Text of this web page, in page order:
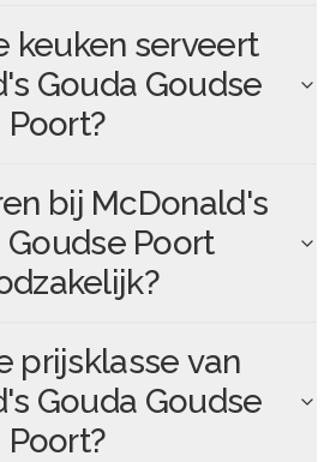
keuken serveert
Gouda Goudse
Poort?
bij McDonald's
Goudse Poort
prijsklasse van
Gouda Goudse
Poort?